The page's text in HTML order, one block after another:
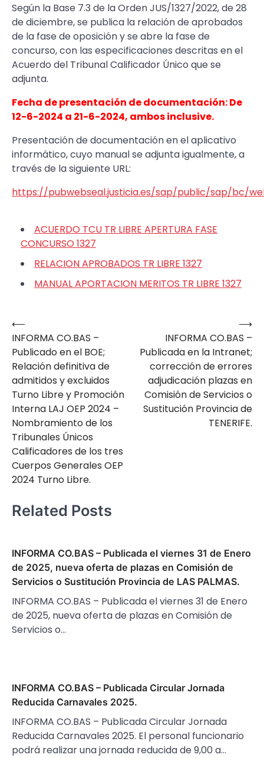
​Según la Base 7.3 de la Orden JUS/1327/2022, de 28
de diciembre, se publica la relación de aprobados
de la fase de oposición y se abre la fase de
concurso, con las especificaciones descritas en el
Acuerdo del Tribunal Calificador Único que se
adjunta.
Fecha de presentación de documentación: De
12-6-2024 a 21-6-2024, ambos inclusive.
Presentación de documentación en el aplicativo
informático, cuyo manual se adjunta igualmente, a
través de la siguiente URL:
https://pubwebseal.justicia.es/sap/public/sap/bc/
ACUERDO TCU TR LIBRE APERTURA FASE
CONCURSO 1327
RELACION APROBADOS TR LIBRE 1327
MANUAL APORTACION MERITOS TR LIBRE 1327
Navegación
de
entradas
⟵
INFORMA CO.BAS –
Publicado en el BOE;
Relación definitiva de
admitidos y excluidos
Turno Libre y Promoción
Interna LAJ OEP 2024 –
Nombramiento de los
Tribunales Únicos
Calificadores de los tres
Cuerpos Generales OEP
2024 Turno Libre.
INFORMA CO.BAS –
Publicada en la Intranet;
corrección de errores
adjudicación plazas en
Comisión de Servicios o
Sustitución Provincia de
TENERIFE.
⟶
Related Posts
INFORMA CO.BAS – Publicada el viernes 31 de Enero
de 2025, nueva oferta de plazas en Comisión de
Servicios o Sustitución Provincia de LAS PALMAS.
INFORMA CO.BAS – Publicada el viernes 31 de Enero
de 2025, nueva oferta de plazas en Comisión de
Servicios o…
INFORMA CO.BAS – Publicada Circular Jornada
Reducida Carnavales 2025.
INFORMA CO.BAS – Publicada Circular Jornada
Reducida Carnavales 2025. El personal funcionario
podrá realizar una jornada reducida de 9,00 a…